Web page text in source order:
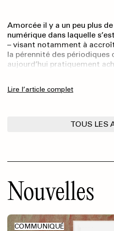
TOUS LES
Amorcée il y a un peu plus
numérique dans laquelle
– visant notamment à
la pérennité des périodiques
aujourd’hui pratiquement
revues en libre accès, toutes
Lire l’article complet
Nouvelles
COMMUNIQUÉ